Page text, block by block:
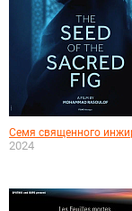
Семя священного
2024